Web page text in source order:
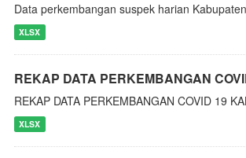
Data perkembangan suspek harian
XLSX
REKAP DATA PERKEMBANGAN
REKAP DATA PERKEMBANGAN COVID 19
XLSX